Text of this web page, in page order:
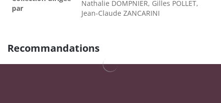
par
Nathalie DOMPNIER, Gilles POLLET,
Jean-Claude ZANCARINI
Recommandations